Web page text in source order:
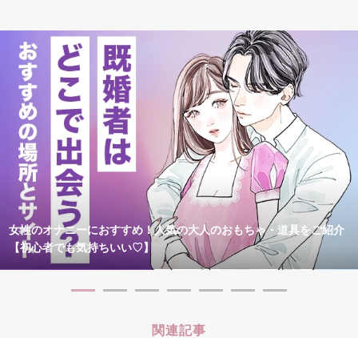
女性のオナニーにおすすめ！人気の大人のおもちゃ・道具をご紹介
【初心者でも気持ちいい♡】
関連記事